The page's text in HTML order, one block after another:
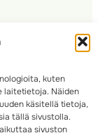
kuten
laitetietoja. Näiden
käsitellä tietoja,
tällä sivustolla.
sivuston